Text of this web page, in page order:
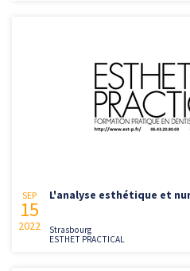
SEP
15
2022
L'analyse esthétique et
Strasbourg
ESTHET PRACTICAL